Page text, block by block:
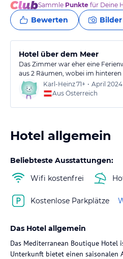
Sammle Punkte für Deine
Bewerten
Hotel über dem Meer
Das Zimmer war eher eine
aus 2 Räumen, wobei im hinteren
Karl-Heinz71+ • April 2024
Aus Österreich
Hotel allgemein
Beliebteste Ausstattungen:
Wifi kostenfrei
Kostenlose Parkplätze
Das Hotel allgemein
Das Mediterranean Boutique Hotel
Unterkunft bietet einen saisonalen